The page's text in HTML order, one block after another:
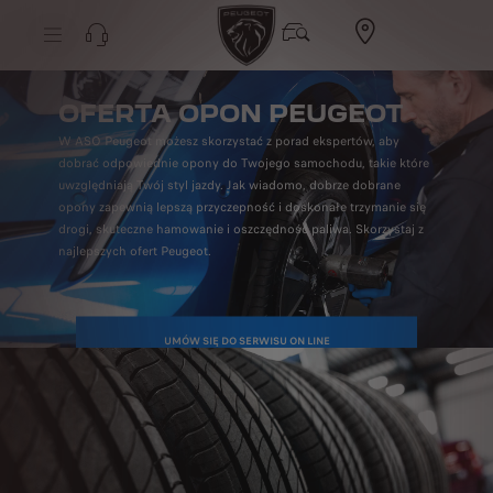
OFERTA OPON PEUGEOT
W ASO Peugeot możesz skorzystać z porad ekspertów, aby
dobrać odpowiednie opony do Twojego samochodu, takie które
uwzględniają Twój styl jazdy. Jak wiadomo, dobrze dobrane
opony zapewnią lepszą przyczepność i doskonałe trzymanie się
drogi, skuteczne hamowanie i oszczędność paliwa. Skorzystaj z
najlepszych ofert Peugeot.
UMÓW SIĘ DO SERWISU ON LINE